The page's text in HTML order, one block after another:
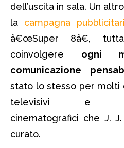
dell’uscita in sala. Un
la campagna
â€œSuper 8â€,
coinvolgere ogni
comunicazione
stato lo stesso per molti
televisivi e
cinematografici che J.
curato.